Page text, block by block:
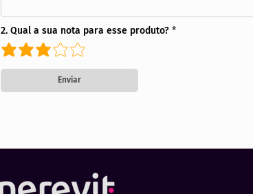
2. Qual a sua nota para esse produto?
Enviar